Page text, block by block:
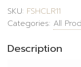
SKU: FSHCLR11
Categories: All
Description